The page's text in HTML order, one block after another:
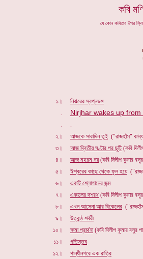
কবি
যে কোন কবিতার উপর
নিঝরের স্বপ্নভঙ্গ
Nirjhar wakes up from
.
আজকে সারাদিন তুই ("রাজহাঁস"
আজ দ্বিতীয় ঘণ্টার পর ছুটি (কবি
আজ মহরম নয়(কবি দিলীপ কুমার
ঈশ্বরের কাছে থেকে ফুল হয়ে
একটি শ্লোগানের জন্ম
একালের দশরথ (কবি দিলীপ কুমার
এখন আসেনা আর বিকেলের
উত্কন্ঠ শর্বরী
ক্ষমা প্রার্থনা(কবি দিলীপ কুমার বসুর
গতিস্তব
গান্ধীনগরে এক রাত্রি
১।
.
.
২।
৩।
৪।
৫।
৬।
৭।
৮।
৯।
১০।
১১।
১২।